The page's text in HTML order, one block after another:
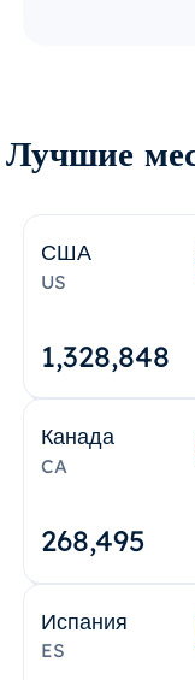
Лучшие
США
US
1,328,848
Канада
CA
268,495
Испания
ES